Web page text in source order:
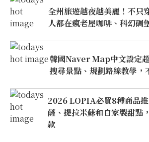
全州旅遊越夜越美麗！不只
人都在瘋老屋咖啡、科幻碉
韓國Naver Map中文設定
搜尋景點、規劃路線教學，
2026 LOPIA必買8種商品
薩、提拉米蘇和自家製甜點
款